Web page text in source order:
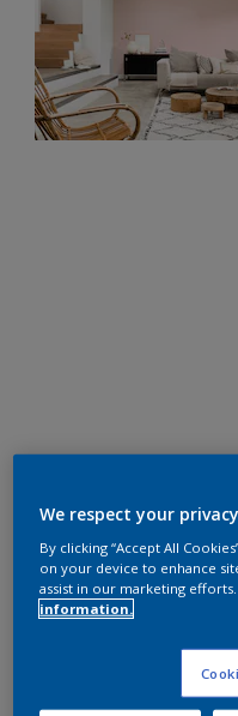
We respect your
By clicking “Accept All
on your device to enhance
assist in our marketing efforts.
information.